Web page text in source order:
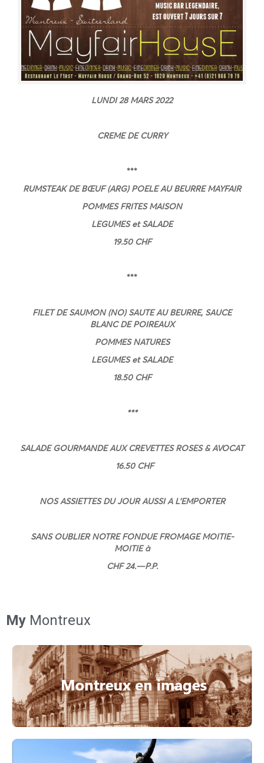
LUNDI 28 MARS2022
CREME DE CURRY
***
RUMSTEAK DE BŒUF (ARG) POELE AU BEURRE MAYFAIR
POMMES FRITES MAISON
LEGUMES et SALADE
19.50 CHF
***
FILET DE SAUMON (NO) SAUTE AU BEURRE, SAUCE
BLANC DE POIREAUX
POMMES NATURES
LEGUMES et SALADE
18.50 CHF
***
SALADE GOURMANDE AUX CREVETTES ROSES & AVOCAT
16.50 CHF
NOS ASSIETTES DU JOUR AUSSI A L’EMPORTER
SANS OUBLIER NOTRE FONDUE FROMAGE MOITIE-
MOITIE à
CHF 24.—P.P.
My Montreux